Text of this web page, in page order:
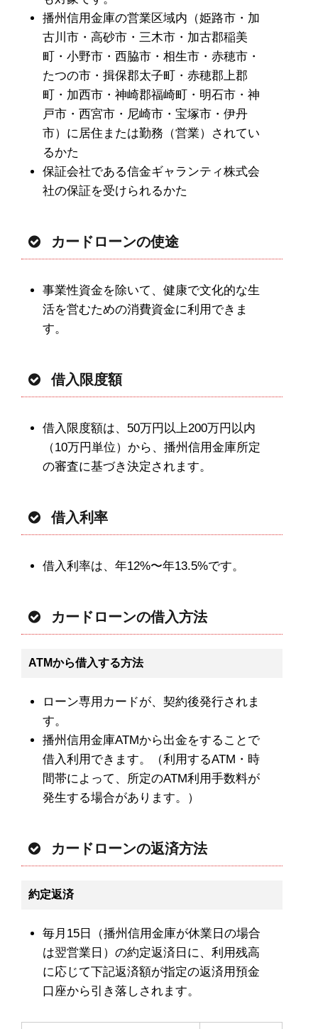
播州信用金庫の営業区域内（姫路市・加
古川市・高砂市・三木市・加古郡稲美
町・小野市・西脇市・相生市・赤穂市・
たつの市・揖保郡太子町・赤穂郡上郡
町・加西市・神崎郡福崎町・明石市・神
戸市・西宮市・尼崎市・宝塚市・伊丹
市）に居住または勤務（営業）されてい
るかた
保証会社である信金ギャランティ株式会
社の保証を受けられるかた
カードローンの使途
事業性資金を除いて、健康で文化的な生
活を営むための消費資金に利用できま
す。
借入限度額
借入限度額は、50万円以上200万円以内
（10万円単位）から、播州信用金庫所定
の審査に基づき決定されます。
借入利率
借入利率は、年12%〜年13.5%です。
カードローンの借入方法
ATMから借入する方法
ローン専用カードが、契約後発行されま
す。
播州信用金庫ATMから出金をすることで
借入利用できます。（利用するATM・時
間帯によって、所定のATM利用手数料が
発生する場合があります。）
カードローンの返済方法
約定返済
毎月15日（播州信用金庫が休業日の場合
は翌営業日）の約定返済日に、利用残高
に応じて下記返済額が指定の返済用預金
口座から引き落しされます。